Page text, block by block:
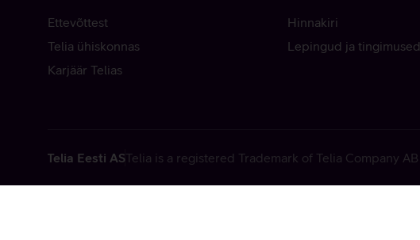
Ettevõttest
Telia ühiskonnas
Karjäär Telias
Hinnakiri
Lepingud ja tingimused
Telia Eesti ASTelia is a registered Trademark of Telia Company AB